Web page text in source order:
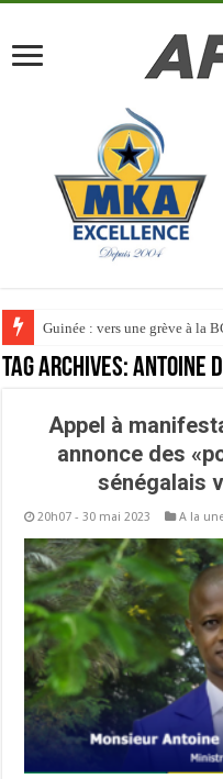
Guinée : vers une grève à la
Tag Archives:Antoine
Appel à
annonce des
sénégalais
20h07 - 30 mai 2023 A la